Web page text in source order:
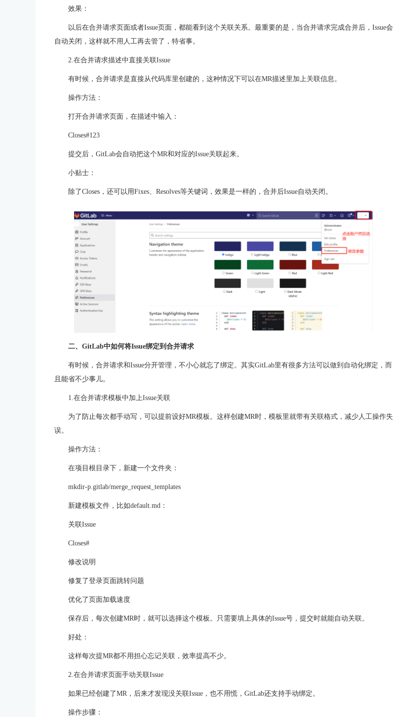
效果：
以后在合并请求页面或者Issue页面，都能看到这个关联关系。最重要的是，当合并请求完成合并后，Issue会
自动关闭，这样就不用人工再去管了，特省事。
2.在合并请求描述中直接关联Issue
有时候，合并请求是直接从代码库里创建的，这种情况下可以在MR描述里加上关联信息。
操作方法：
打开合并请求页面，在描述中输入：
Closes#123
提交后，GitLab会自动把这个MR和对应的Issue关联起来。
小贴士：
除了Closes，还可以用Fixes、Resolves等关键词，效果是一样的，合并后Issue自动关闭。
二、GitLab中如何将Issue绑定到合并请求
有时候，合并请求和Issue分开管理，不小心就忘了绑定。其实GitLab里有很多方法可以做到自动化绑定，而
且能省不少事儿。
1.在合并请求模板中加上Issue关联
为了防止每次都手动写，可以提前设好MR模板。这样创建MR时，模板里就带有关联格式，减少人工操作失
误。
操作方法：
在项目根目录下，新建一个文件夹：
mkdir-p.gitlab/merge_request_templates
新建模板文件，比如default.md：
关联Issue
Closes#
修改说明
修复了登录页面跳转问题
优化了页面加载速度
保存后，每次创建MR时，就可以选择这个模板。只需要填上具体的Issue号，提交时就能自动关联。
好处：
这样每次提MR都不用担心忘记关联，效率提高不少。
2.在合并请求页面手动关联Issue
如果已经创建了MR，后来才发现没关联Issue，也不用慌，GitLab还支持手动绑定。
操作步骤：